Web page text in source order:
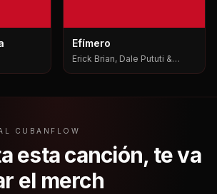
Efímero
Erick Brian, Dale Pututi &
CUBANFLOW
esta canción, te va
el merch